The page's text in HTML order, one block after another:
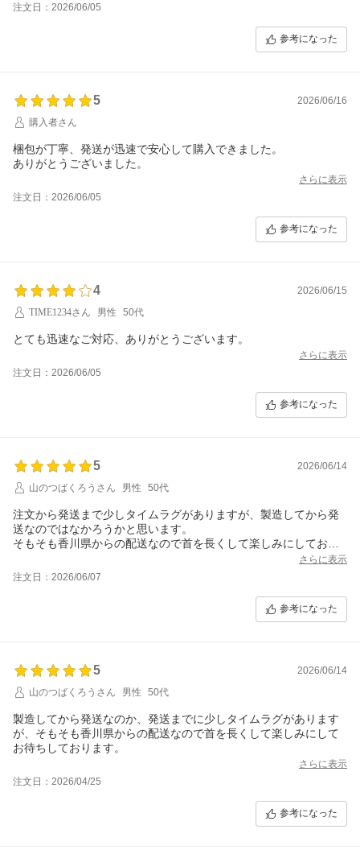
注文日：2026/06/05
参考になった
5
2026/06/16
購入者さん
梱包が丁寧、発送が迅速で安心して購入できました。
ありがとうございました。
さらに表示
注文日：2026/06/05
参考になった
4
2026/06/15
TIME1234さん
男性 50代
とても迅速なご対応、ありがとうございます。
さらに表示
注文日：2026/06/05
参考になった
5
2026/06/14
山のつばくろうさん
男性 50代
注文から発送まで少しタイムラグがありますが、製造してから発
送なのではなかろうかと思います。
そもそも香川県からの配送なので首を長くして楽しみにしてお待
さらに表示
注文日：2026/06/07
参考になった
5
2026/06/14
山のつばくろうさん
男性 50代
製造してから発送なのか、発送までに少しタイムラグがあります
が、そもそも香川県からの配送なので首を長くして楽しみにして
お待ちしております。
さらに表示
注文日：2026/04/25
参考になった